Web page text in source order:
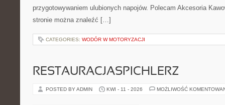
przygotowywaniem ulubionych napojów. Polecam Akcesoria
stronie można znaleźć […]
CATEGORIES: WODÓR W MOTORYZACJI
RESTAURACJASPICHLERZ
POSTED BY ADMIN KWI - 11 - 2026 MOŻLIWOŚĆ